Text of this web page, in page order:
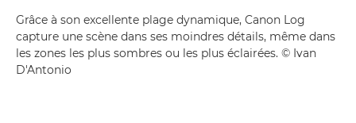
Grâce à son excellente plage dynamique, Canon Log
capture une scène dans ses moindres détails, même dans
les zones les plus sombres ou les plus éclairées. © Ivan
D'Antonio